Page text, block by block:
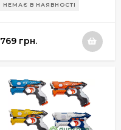
BB8823A (2
НЕМАЄ В НАЯВНОСТІ
769 грн.